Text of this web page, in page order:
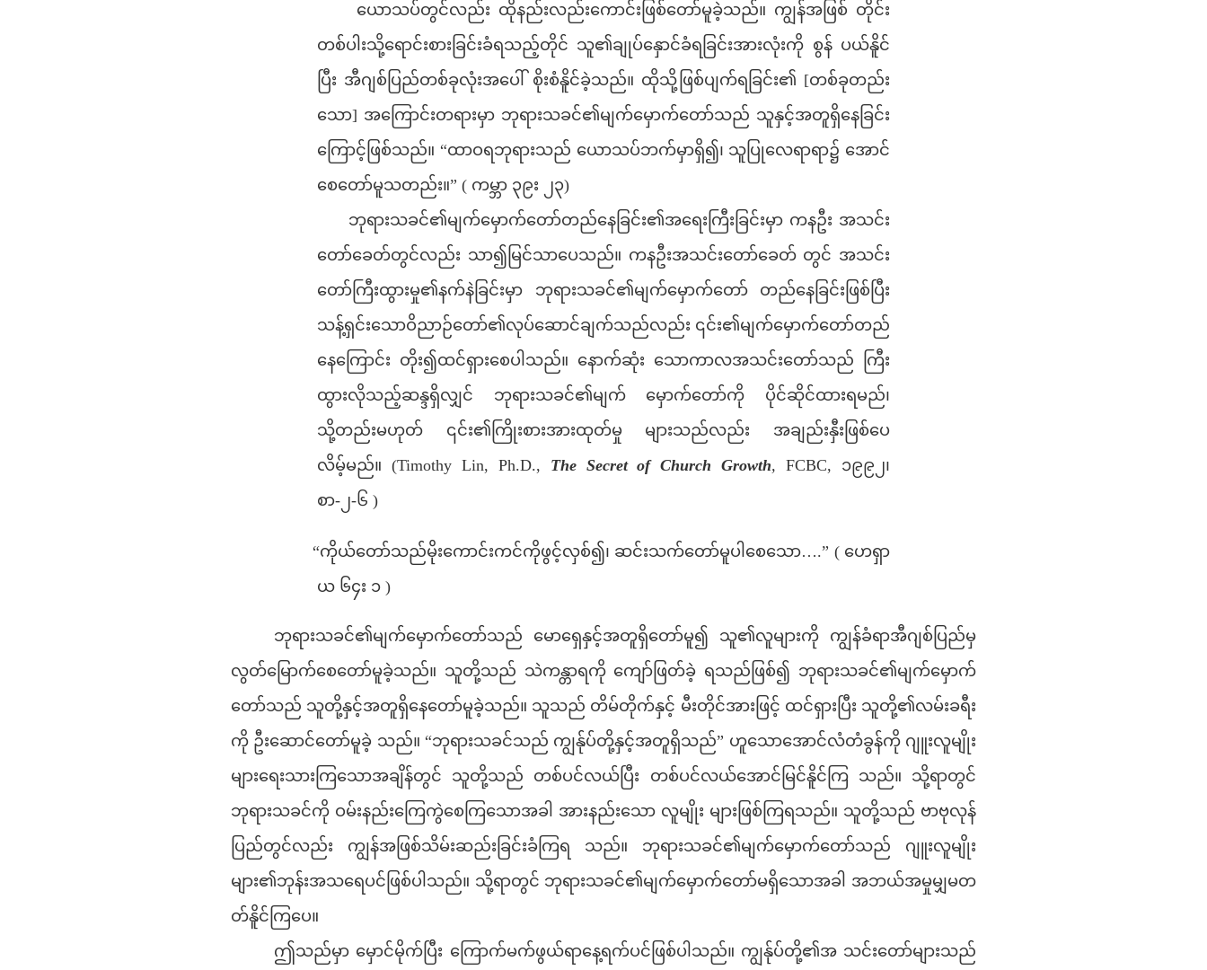
ယောသပ်တွင်လည်း ထိုနည်းလည်းကောင်းဖြစ်တော်မူခဲ့သည်။ ကျွန်အဖြစ် တိုင်း
တစ်ပါးသို့ရောင်းစားခြင်းခံရသည့်တိုင် သူ၏ချုပ်နှောင်ခံရခြင်းအားလုံးကို စွန် ပယ်နိူင်
ပြီး အီဂျစ်ပြည်တစ်ခုလုံးအပေါ် စိုးစံနိူင်ခဲ့သည်။ ထိုသို့ဖြစ်ပျက်ရခြင်း၏ [တစ်ခုတည်း
သော] အကြောင်းတရားမှာ ဘုရားသခင်၏မျက်မှောက်တော်သည် သူနှင့်အတူရှိနေခြင်း
ကြောင့်ဖြစ်သည်။ “ထာဝရဘုရားသည် ယောသပ်ဘက်မှာရှိ၍၊ သူပြုလေရာရာ၌ အောင်
စေတော်မူသတည်း။” ( ကမ္ဘာ ၃၉း ၂၃)
ဘုရားသခင်၏မျက်မှောက်တော်တည်နေခြင်း၏အရေးကြီးခြင်းမှာ ကနဦး အသင်း
တော်ခေတ်တွင်လည်း သာ၍မြင်သာပေသည်။ ကနဦးအသင်းတော်ခေတ် တွင် အသင်း
တော်ကြီးထွားမှု၏နက်နဲခြင်းမှာ ဘုရားသခင်၏မျက်မှောက်တော် တည်နေခြင်းဖြစ်ပြီး
သန့်ရှင်းသောဝိညာဉ်တော်၏လုပ်ဆောင်ချက်သည်လည်း ၎င်း၏မျက်မှောက်တော်တည်
နေကြောင်း တိုး၍ထင်ရှားစေပါသည်။ နောက်ဆုံး သောကာလအသင်းတော်သည် ကြီး
ထွားလိုသည့်ဆန္ဒရှိလျှင် ဘုရားသခင်၏မျက် မှောက်တော်ကို ပိုင်ဆိုင်ထားရမည်၊
သို့တည်းမဟုတ် ၎င်း၏ကြိုးစားအားထုတ်မှု များသည်လည်း အချည်းနှီးဖြစ်ပေ
လိမ့်မည်။ (Timothy Lin, Ph.D., The Secret of Church Growth, FCBC, ၁၉၉၂၊
စာ-၂-၆ )
“ကိုယ်တော်သည်မိုးကောင်းကင်ကိုဖွင့်လှစ်၍၊ ဆင်းသက်တော်မူပါစေသော….” ( ဟေရှာ
ယ ၆၄း ၁ )
ဘုရားသခင်၏မျက်မှောက်တော်သည် မောရှေနှင့်အတူရှိတော်မူ၍ သူ၏လူများကို ကျွန်ခံရာအီဂျစ်ပြည်မှ
လွတ်မြောက်စေတော်မူခဲ့သည်။ သူတို့သည် သဲကန္တာရကို ကျော်ဖြတ်ခဲ့ ရသည်ဖြစ်၍ ဘုရားသခင်၏မျက်မှောက်
တော်သည် သူတို့နှင့်အတူရှိနေတော်မူခဲ့သည်။ သူသည် တိမ်တိုက်နှင့် မီးတိုင်အားဖြင့် ထင်ရှားပြီး သူတို့၏လမ်းခရီး
ကို ဦးဆောင်တော်မူခဲ့ သည်။ “ဘုရားသခင်သည် ကျွန်ုပ်တို့နှင့်အတူရှိသည်” ဟူသောအောင်လံတံခွန်ကို ဂျူးလူမျိုး
များရေးသားကြသောအချိန်တွင် သူတို့သည် တစ်ပင်လယ်ပြီး တစ်ပင်လယ်အောင်မြင်နိူင်ကြ သည်။ သို့ရာတွင်
ဘုရားသခင်ကို ဝမ်းနည်းကြေကွဲစေကြသောအခါ အားနည်းသော လူမျိုး များဖြစ်ကြရသည်။ သူတို့သည် ဗာဗုလုန်
ပြည်တွင်လည်း ကျွန်အဖြစ်သိမ်းဆည်းခြင်းခံကြရ သည်။ ဘုရားသခင်၏မျက်မှောက်တော်သည် ဂျူးလူမျိုး
များ၏ဘုန်းအသရေပင်ဖြစ်ပါသည်။ သို့ရာတွင် ဘုရားသခင်၏မျက်မှောက်တော်မရှိသောအခါ အဘယ်အမှုမျှမတ
တ်နိူင်ကြပေ။
ဤသည်မှာ မှောင်မိုက်ပြီး ကြောက်မက်ဖွယ်ရာနေ့ရက်ပင်ဖြစ်ပါသည်။ ကျွန်ုပ်တို့၏အ သင်းတော်များသည်